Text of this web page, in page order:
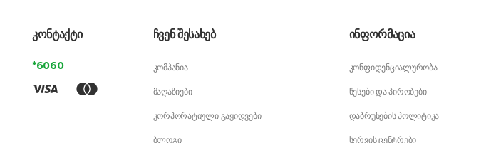
კონტაქტი
*6060
ჩვენ შესახებ
კომპანია
მაღაზიები
კორპორატიული გაყიდვები
ბლოგი
ინფორმაცია
კონფიდენციალურობა
წესები და პირობები
დაბრუნების პოლიტიკა
სერვის ცენტრები